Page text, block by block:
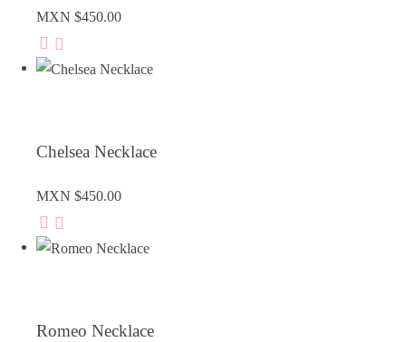
MXN $450.00
Chelsea Necklace
MXN $450.00
Romeo Necklace